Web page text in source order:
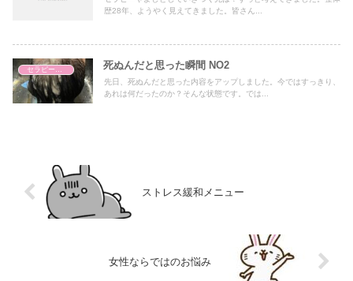
歴28年、ようやく見えてきました。皆さん...
死ぬんだと思った瞬間 NO2
先日、死ぬんだと思った内容をアップしました。今ではすっきり、
あれは何だったのか？そんな状態です。では...
ストレス緩和メニュー
女性ならではのお悩み